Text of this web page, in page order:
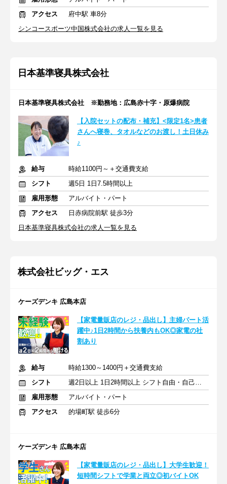
アクセス
府中駅 車8分
シンコースポーツ中国株式会社の求人一覧を見る
日本基準寝具株式会社
日本基準寝具株式会社 ※勤務地：広島赤十字・原爆病院
【入院セットの配布・補充】<限定1名>患者
さんへ寝巻、タオルなどのお渡し！土日休み
♪
給与
時給1100円～＋交通費支給
シフト
週5日 1日7.5時間以上
雇用形態
アルバイト・パート
アクセス
日赤病院前駅 徒歩3分
日本基準寝具株式会社の求人一覧を見る
株式会社ビッグ・エス
ケーズデンキ 広島本店
【家電量販店のレジ・品出し】主婦パート活
躍中♪1日2時間から扶養内もOK◎家電の社
割あり
給与
時給1300～1400円＋交通費支給
シフト
週2日以上 1日2時間以上 シフト自由・自己申告
雇用形態
アルバイト・パート
アクセス
的場町駅 徒歩6分
ケーズデンキ 広島本店
【家電量販店のレジ・品出し】大学生歓迎！
短時間シフトで学業と両立◎初バイトOK